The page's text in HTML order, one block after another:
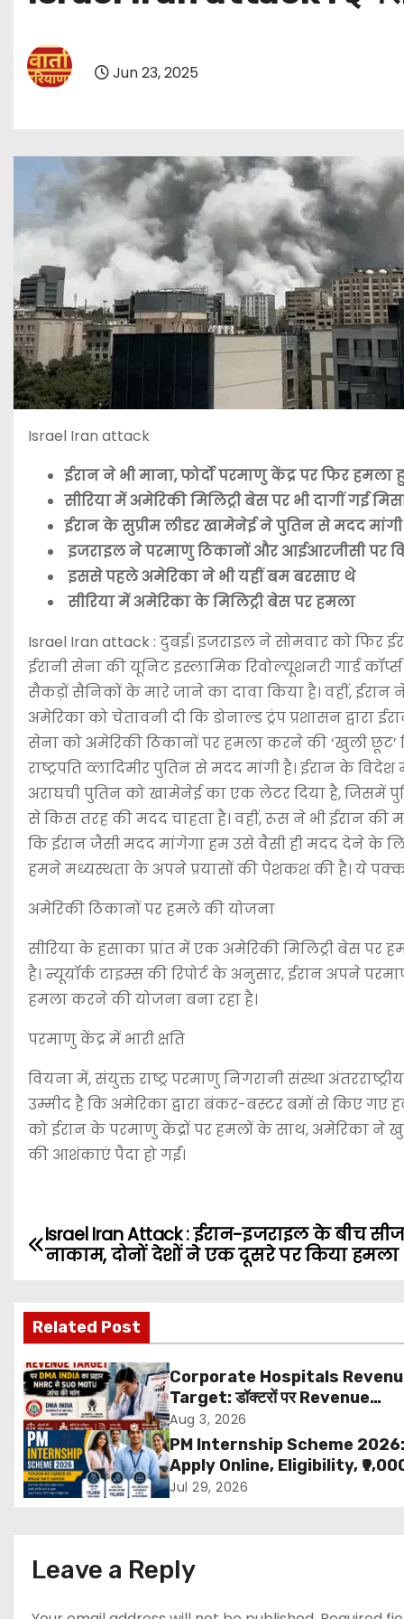
Jun 23, 2025
Israel Iran attack
ईरान ने भी माना, फोर्दो परमाणु केंद्र पर फिर हमला
सीरिया में अमेरिकी मिलिट्री बेस पर भी दागीं गई
ईरान के सुप्रीम लीडर खामेनेई ने पुतिन से मदद मांगी
इजराइल ने परमाणु ठिकानों और आईआरजीसी पर
इससे पहले अमेरिका ने भी यहीं बम बरसाए थे
सीरिया में अमेरिका के मिलिट्री बेस पर हमला
Israel Iran attack : दुबई। इजराइल ने सोमवार को फिर
ईरानी सेना की यूनिट इस्लामिक रिवोल्यूशनरी गार्ड
सैकड़ों सैनिकों के मारे जाने का दावा किया है। वहीं, ईरान
अमेरिका को चेतावनी दी कि डोनाल्ड ट्रंप प्रशासन
सेना को अमेरिकी ठिकानों पर हमला करने की ‘खुली
राष्ट्रपति व्लादिमीर पुतिन से मदद मांगी है। ईरान के
अराघची पुतिन को खामेनेई का एक लेटर दिया है, जिसमें
से किस तरह की मदद चाहता है। वहीं, रूस ने भी ईरान की
कि ईरान जैसी मदद मांगेगा हम उसे वैसी ही मदद देने के
हमने मध्यस्थता के अपने प्रयासों की पेशकश की है। ये
अमेरिकी ठिकानों पर हमले की योजना
सीरिया के हसाका प्रांत में एक अमेरिकी मिलिट्री बेस पर
है। न्यूयॉर्क टाइम्स की रिपोर्ट के अनुसार, ईरान अपने
हमला करने की योजना बना रहा है।
परमाणु केंद्र में भारी क्षति
वियना में, संयुक्त राष्ट्र परमाणु निगरानी संस्था
उम्मीद है कि अमेरिका द्वारा बंकर-बस्टर बमों से किए गए
को ईरान के परमाणु केंद्रों पर हमलों के साथ, अमेरिका ने
की आशंकाएं पैदा हो गईं।
P
s
t
n
a
v
i
a
Israel Iran Attack : ईरान-इजराइल के बीच
नाकाम, दोनों देशों ने एक दूसरे पर किया हमला
Related Post
Corporate Hospitals
Target: डॉक्टरों पर Revenue
Targets थोपने के खिलाफ DMA
बड़ा कदम, NHRC से Suo Motu जांच
मांग
Aug 3, 2026
PM Internship Scheme 2026:
Apply Online, Eligibility,
Stipend, Benefits, Selection
Jul 29, 2026
Leave a Reply